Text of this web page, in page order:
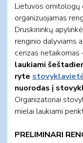
Lietuvos ornitologų
organizuojamas
Druskininkų
renginio dalyviams
cenzas netaikomas
laukiami
ryte
nuorodas į
Organizatoriai
mielai laukiami
PRELIMINARI